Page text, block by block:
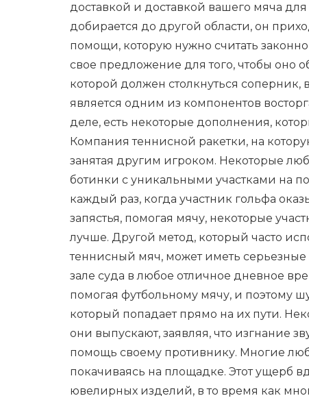
доставкой и доставкой вашего мяча
добирается до другой области, он
помощи, которую нужно считать
свое предложение для того, чтобы оно
которой должен столкнуться соперник,
является одним из компонентов
деле, есть некоторые дополнения,
Компания теннисной ракетки, на
занятая другим игроком. Некоторые
ботинки с уникальными участками на
каждый раз, когда участник гольфа
запястья, помогая мячу, некоторые
лучше. Другой метод, который часто
теннисный мяч, может иметь серьезные
зале суда в любое отличное дневное
помогая футбольному мячу, и поэтому
который попадает прямо на их пути.
они выпускают, заявляя, что изгнание
помощь своему противнику. Многие
покачиваясь на площадке. Этот ущерб
ювелирных изделий, в то время как